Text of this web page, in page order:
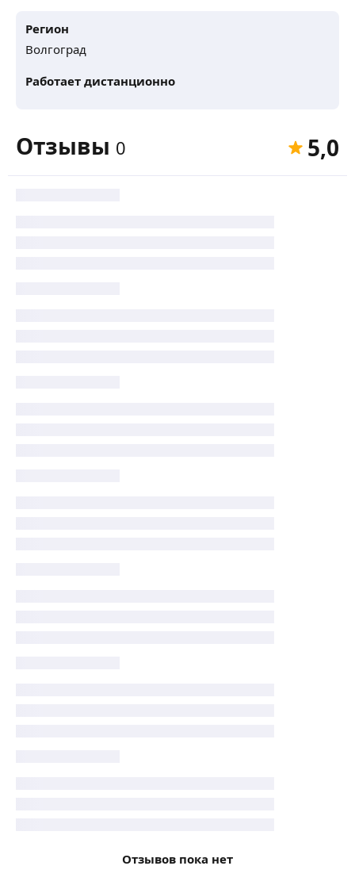
Регион
Волгоград
Работает дистанционно
Отзывы 0 5,0
Отзывов пока нет